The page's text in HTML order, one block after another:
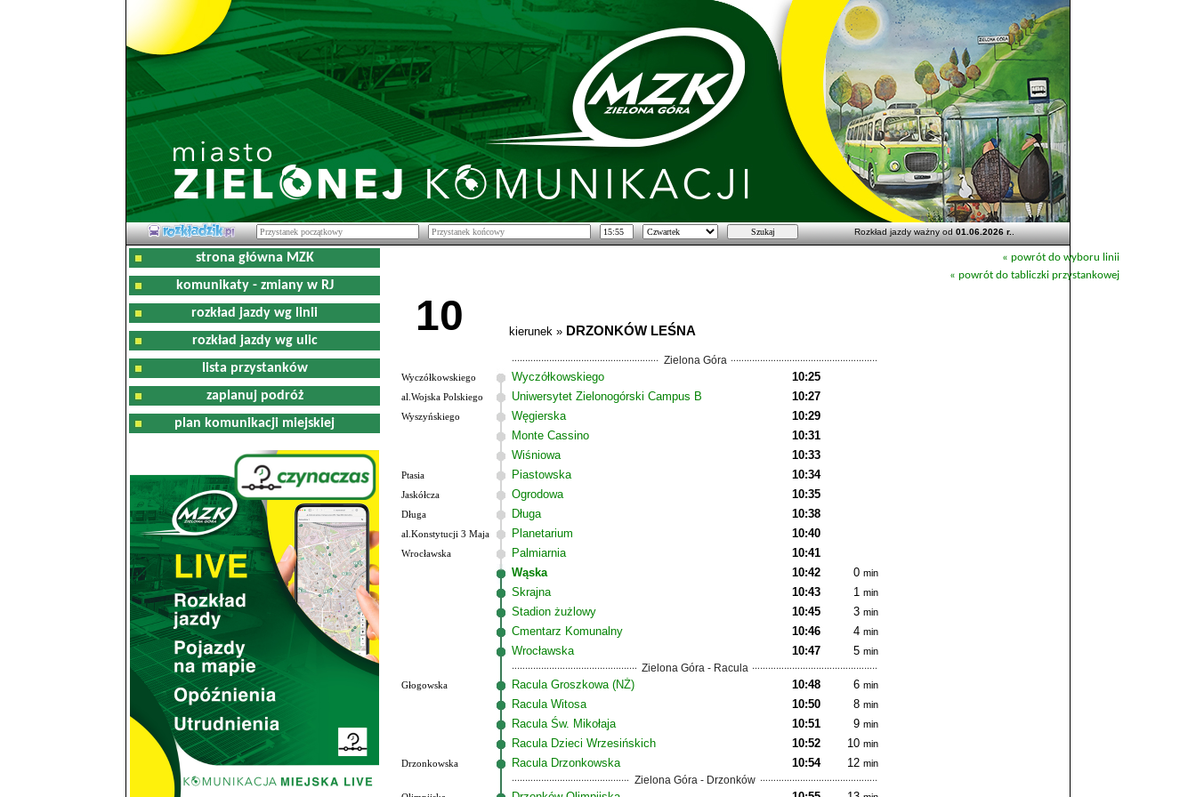
Rozkład jazdy ważny od01.06.2026 r..
strona główna MZK
komunikaty - zmiany w RJ
rozkład jazdy wg linii
rozkład jazdy wg ulic
lista przystanków
zaplanuj podróż
plan komunikacji miejskiej
« powrót do wyboru linii
« powrót do tabliczki przystankowej
10 kierunek » DRZONKÓW LEŚNA
Zielona Góra
Wyczółkowskiego Wyczółkowskiego 10:25
al.Wojska Polskiego Uniwersytet Zielonogórski Campus B 10:27
Wyszyńskiego Węgierska
10:29
Monte Cassino
10:31
Wiśniowa
10:33
Ptasia Piastowska 10:34
Jaskółcza Ogrodowa 10:35
Długa Długa 10:38
al.Konstytucji 3 Maja Planetarium 10:40
Wrocławska Palmiarnia
10:41
Wąska
10:42 0 min
Skrajna 10:43 1 min
Stadion żużlowy 10:45 3 min
Cmentarz Komunalny 10:46 4 min
Wrocławska 10:47 5 min
Zielona Góra - Racula
Głogowska Racula Groszkowa (NŻ) 10:48 6 min
Racula Witosa 10:50 8 min
Racula Św. Mikołaja 10:51 9 min
Racula Dzieci Wrzesińskich 10:52 10 min
Drzonkowska
Racula Drzonkowska 10:54 12 min
Zielona Góra - Drzonków